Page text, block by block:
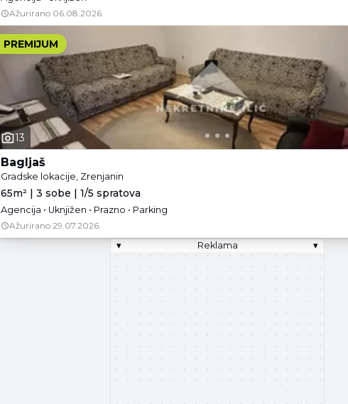
Ažurirano 06.08.2026.
PREMIJUM
13
Bagljaš
Gradske lokacije, Zrenjanin
65m² | 3 sobe | 1/5 spratova
Agencija • Uknjižen • Prazno • Parking
Ažurirano 29.07.2026.
▾
Reklama ▾